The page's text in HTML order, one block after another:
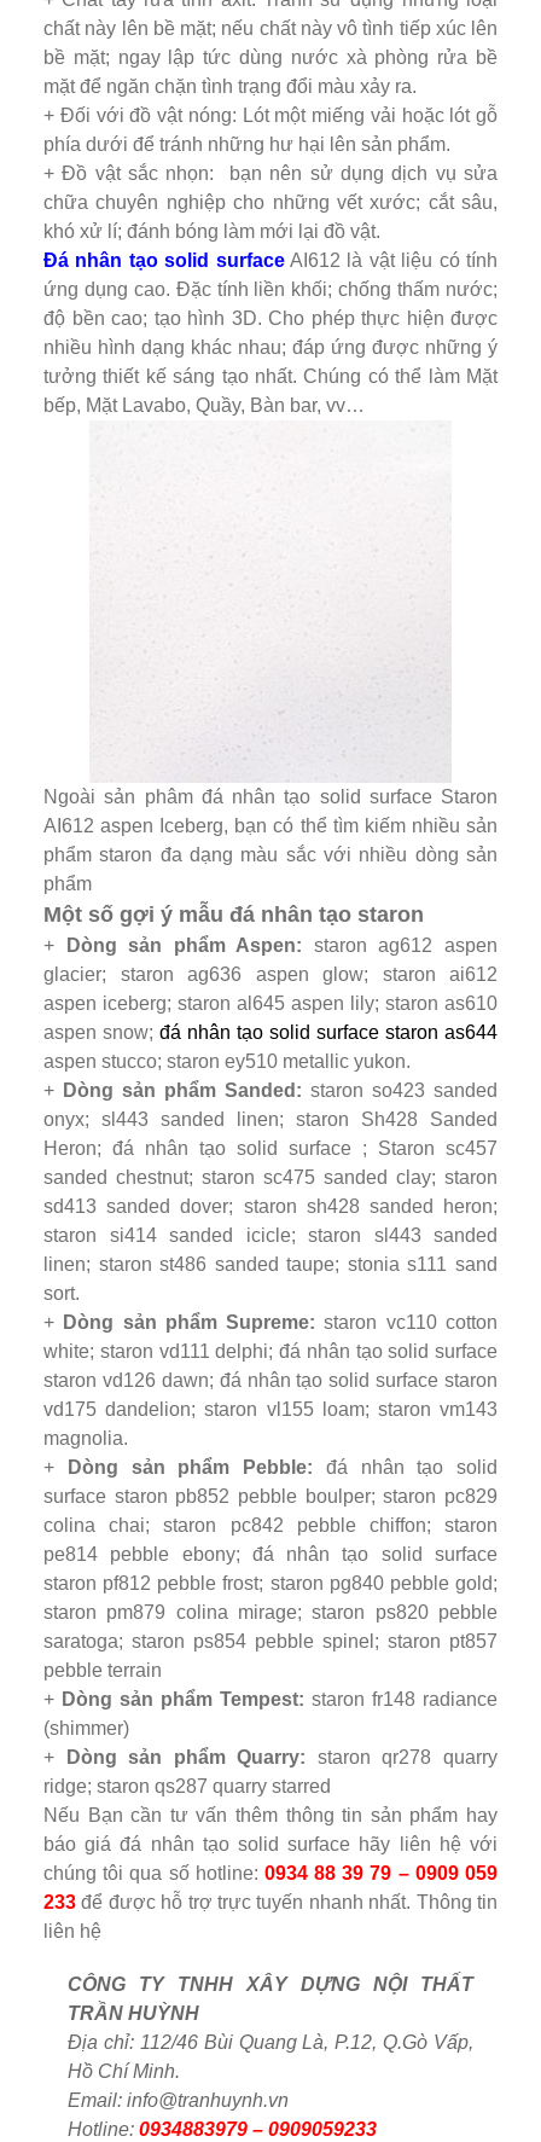
chất này lên bề mặt; nếu chất này vô tình tiếp xúc lên
bề mặt; ngay lập tức dùng nước xà phòng rửa bề
mặt để ngăn chặn tình trạng đổi màu xảy ra.
+ Đối với đồ vật nóng: Lót một miếng vải hoặc lót gỗ
phía dưới để tránh những hư hại lên sản phẩm.
+ Đồ vật sắc nhọn: bạn nên sử dụng dịch vụ sửa
chữa chuyên nghiệp cho những vết xước; cắt sâu,
khó xử lí; đánh bóng làm mới lại đồ vật.
Đá nhân tạo solid surfaceAI612 là vật liệu có tính
ứng dụng cao. Đặc tính liền khối; chống thấm nước;
độ bền cao; tạo hình 3D. Cho phép thực hiện được
nhiều hình dạng khác nhau; đáp ứng được những ý
tưởng thiết kế sáng tạo nhất. Chúng có thể làm Mặt
bếp, Mặt Lavabo, Quầy, Bàn bar, vv…
Ngoài sản phâm đá nhân tạo solid surface Staron
AI612 aspen Iceberg, bạn có thể tìm kiếm nhiều sản
phẩm staron đa dạng màu sắc với nhiều dòng sản
phẩm
Một số gợi ý mẫu đá nhân tạo staron
+ Dòng sản phẩm Aspen: staron ag612 aspen
glacier; staron ag636 aspen glow; staron ai612
aspen iceberg; staron al645 aspen lily; staron as610
aspen snow; đá nhân tạo solid surface staron as644
aspen stucco; staron ey510 metallic yukon.
+ Dòng sản phẩm Sanded: staron so423 sanded
onyx; sl443 sanded linen; staron Sh428 Sanded
Heron; đá nhân tạo solid surface ; Staron sc457
sanded chestnut; staron sc475 sanded clay; staron
sd413 sanded dover; staron sh428 sanded heron;
staron si414 sanded icicle; staron sl443 sanded
linen; staron st486 sanded taupe; stonia s111 sand
sort.
+ Dòng sản phẩm Supreme: staron vc110 cotton
white; staron vd111 delphi; đá nhân tạo solid surface
staron vd126 dawn; đá nhân tạo solid surface staron
vd175 dandelion; staron vl155 loam; staron vm143
magnolia.
+
Dòng sản phẩm Pebble: đá nhân tạo solid
surface staron pb852 pebble boulper; staron pc829
colina chai; staron pc842 pebble chiffon; staron
pe814 pebble ebony; đá nhân tạo solid surface
staron pf812 pebble frost; staron pg840 pebble gold;
staron pm879 colina mirage; staron ps820 pebble
saratoga; staron ps854 pebble spinel; staron pt857
pebble terrain
+ Dòng sản phẩm Tempest: staron fr148 radiance
(shimmer)
+
Dòng sản phẩm Quarry: staron qr278 quarry
ridge; staron qs287 quarry starred
Nếu Bạn cần tư vấn thêm thông tin sản phẩm hay
báo giá đá nhân tạo solid surface hãy liên hệ với
chúng tôi qua số hotline: 0934 88 39 79 – 0909 059
233 để được hỗ trợ trực tuyến nhanh nhất. Thông tin
liên hệ
CÔNG TY TNHH XÂY DỰNG NỘI THẤT
TRẦN HUỲNH
Địa chỉ: 112/46 Bùi Quang Là, P.12, Q.Gò Vấp,
Hồ Chí Minh.
Email: info@tranhuynh.vn
Hotline: 0934883979 – 0909059233